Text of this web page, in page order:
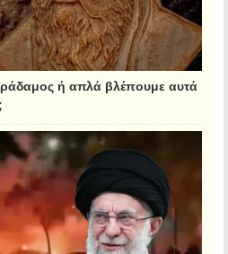
ή απλά βλέπουμε αυτά